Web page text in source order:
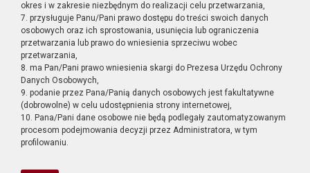
okres i w zakresie niezbędnym do realizacji celu przetwarzania,
7. przysługuje Panu/Pani prawo dostępu do treści swoich danych
osobowych oraz ich sprostowania, usunięcia lub ograniczenia
przetwarzania lub prawo do wniesienia sprzeciwu wobec
przetwarzania,
8. ma Pan/Pani prawo wniesienia skargi do Prezesa Urzędu Ochrony
Danych Osobowych,
9. podanie przez Pana/Panią danych osobowych jest fakultatywne
(dobrowolne) w celu udostępnienia strony internetowej,
10. Pana/Pani dane osobowe nie będą podlegały zautomatyzowanym
procesom podejmowania decyzji przez Administratora, w tym
profilowaniu.